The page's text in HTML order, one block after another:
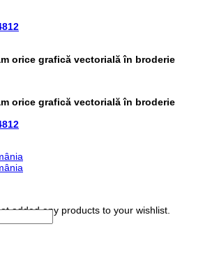
orice grafică vectorială în broderie
orice grafică vectorială în broderie
added any products to your wishlist.